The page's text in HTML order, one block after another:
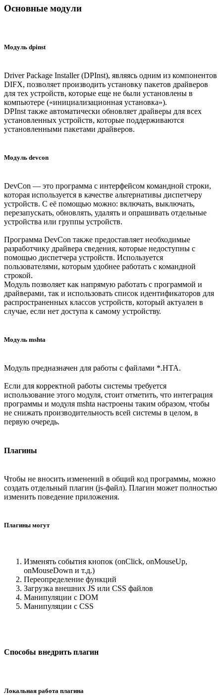
Основные модули
Модуль dpinst
Driver Package Installer (DPInst), являясь одним из компонентов
DIFX, позволяет производить установку пакетов драйверов
для тех устройств, которые еще не были установлены в
компьютере («инициализационная установка»).
DPInst также автоматически обновляет драйверы для всех
установленных устройств, которые поддерживаются
установленными пакетами драйверов.
Модуль devcon
DevCon — это программа с интерфейсом командной строки,
которая используется в качестве альтернативы диспетчеру
устройств. С её помощью можно: включать, выключать,
перезапускать, обновлять, удалять и опрашивать отдельные
устройства или группы устройств.
Программа DevCon также предоставляет необходимые
разработчику драйвера сведения, которые недоступны с
помощью диспетчера устройств. Используется
пользователями, которым удобнее работать с командной
строкой.
Модуль позволяет как напрямую работать с программой и
драйверами, так и использовать список идентификаторов для
распространенных классов устройств, который актуален в
случае, если нет доступа к самому устройству.
Модуль mshta
Модуль предназначен для работы с файлами *.HTA.
Если для корректной работы системы требуется
использование этого модуля, стоит отметить, что интеграция
программы и модуля mshta настроены таким образом, чтобы
не снижать производительность всей системы в целом, в
первую очередь.
Плагины
Чтобы не вносить изменений в общий код программы, можно
создать отдельный плагин (js-файл). Плагин может полностью
изменить поведение приложения.
Плагины могут
Изменять события кнопок (onClick, onMouseUp,
onMouseDown и т.д.)
Переопределение функций
Загрузка внешних JS или CSS файлов
Манипуляции с DOM
Манипуляции с CSS
Способы внедрить плагин
Локальная работа плагина